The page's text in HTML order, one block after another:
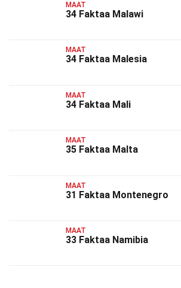
MAAT
34 Faktaa Malawi
MAAT
34 Faktaa Malesia
MAAT
34 Faktaa Mali
MAAT
35 Faktaa Malta
MAAT
31 Faktaa Montenegro
MAAT
33 Faktaa Namibia